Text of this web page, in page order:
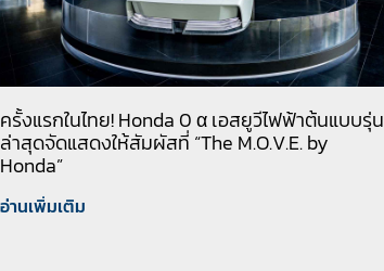
ครั้งแรกในไทย! Honda 0 α เอสยูวีไฟฟ้าต้นแบบรุ่น
ล่าสุดจัดแสดงให้สัมผัสที่ “The M.O.V.E. by
Honda”
อ่านเพิ่มเติม